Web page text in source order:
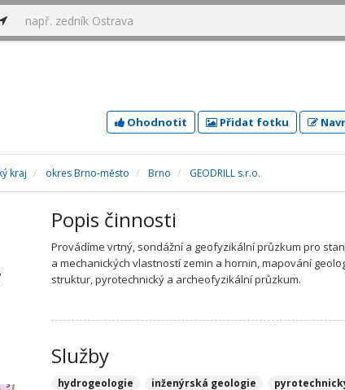
Ohodnotit Přidat fotku
kraj okres Brno-město Brno GEODRILL s.r.o.
Popis činnosti
Provádíme vrtný, sondážní a geofyzikální průzkum pro
a mechanických vlastností zemin a hornin, mapování
struktur, pyrotechnický a archeofyzikální průzkum.
Služby
hydrogeologie inženýrská geologie